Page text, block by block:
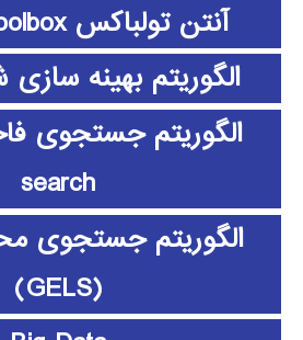
آنتن تولباکس antenna toolbox
الگوریتم بهینه سازی
search
الگوریتم جستجوی
(GELS)